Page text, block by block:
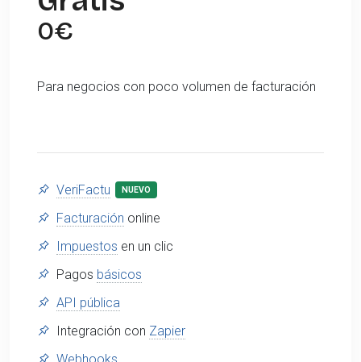
0€
Para negocios con poco volumen de facturación
VeriFactu NUEVO
Facturación online
Impuestos en un clic
Pagos básicos
API pública
Integración con Zapier